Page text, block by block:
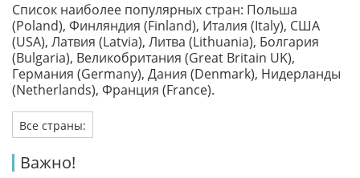
Список наиболее популярных стран: Польша
(Poland), Финляндия (Finland), Италия (Italy), США
(USA), Латвия (Latvia), Литва (Lithuania), Болгария
(Bulgaria), Великобритания (Great Britain UK),
Германия (Germany), Дания (Denmark), Нидерланды
(Netherlands), Франция (France).
Все страны:
Важно!